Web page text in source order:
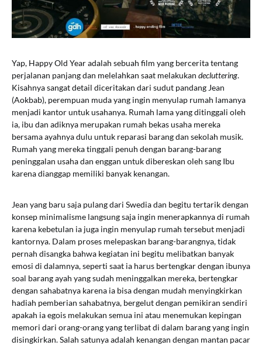
Yap, Happy Old Year adalah sebuah film yang bercerita tentang
perjalanan panjang dan melelahkan saat melakukan decluttering.
Kisahnya sangat detail diceritakan dari sudut pandang Jean
(Aokbab), perempuan muda yang ingin menyulap rumah lamanya
menjadi kantor untuk usahanya. Rumah lama yang ditinggali oleh
ia, ibu dan adiknya merupakan rumah bekas usaha mereka
bersama ayahnya dulu untuk reparasi barang dan sekolah musik.
Rumah yang mereka tinggali penuh dengan barang-barang
peninggalan usaha dan enggan untuk dibereskan oleh sang Ibu
karena dianggap memiliki banyak kenangan.
Jean yang baru saja pulang dari Swedia dan begitu tertarik dengan
konsep minimalisme langsung saja ingin menerapkannya di rumah
karena kebetulan ia juga ingin menyulap rumah tersebut menjadi
kantornya. Dalam proses melepaskan barang-barangnya, tidak
pernah disangka bahwa kegiatan ini begitu melibatkan banyak
emosi di dalamnya, seperti saat ia harus bertengkar dengan ibunya
soal barang ayah yang sudah meninggalkan mereka, bertengkar
dengan sahabatnya karena ia bisa dengan mudah menyingkirkan
hadiah pemberian sahabatnya, bergelut dengan pemikiran sendiri
apakah ia egois melakukan semua ini atau menemukan kepingan
memori dari orang-orang yang terlibat di dalam barang yang ingin
disingkirkan. Salah satunya adalah kenangan dengan mantan pacar